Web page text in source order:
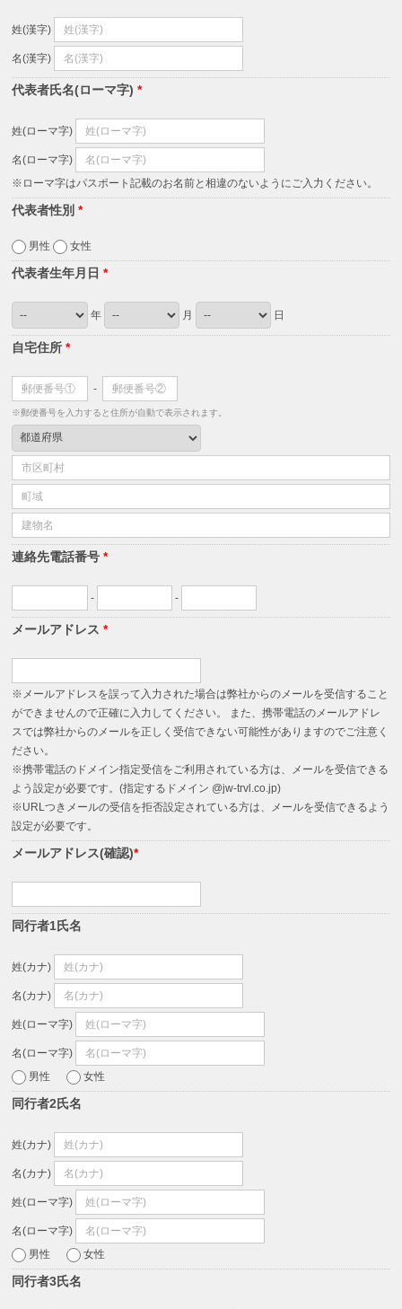
姓(漢字)
名(漢字)
代表者氏名(ローマ字)*
姓(ローマ字)
名(ローマ字)
※ローマ字はパスポート記載のお名前と相違のないようにご入力ください。
代表者性別*
男性 女性
代表者生年月日*
年 月 日
自宅住所*
-
※郵便番号を入力すると住所が自動で表示されます。
連絡先電話番号*
- -
メールアドレス*
※メールアドレスを誤って入力された場合は弊社からのメールを受信すること
ができませんので正確に入力してください。 また、携帯電話のメールアドレ
スでは弊社からのメールを正しく受信できない可能性がありますのでご注意く
ださい。
※携帯電話のドメイン指定受信をご利用されている方は、メールを受信できる
よう設定が必要です。(指定するドメイン @jw-trvl.co.jp)
※URLつきメールの受信を拒否設定されている方は、メールを受信できるよう
設定が必要です。
メールアドレス(確認)*
同行者1氏名
姓(カナ)
名(カナ)
姓(ローマ字)
名(ローマ字)
男性
女性
同行者2氏名
姓(カナ)
名(カナ)
姓(ローマ字)
名(ローマ字)
男性
女性
同行者3氏名